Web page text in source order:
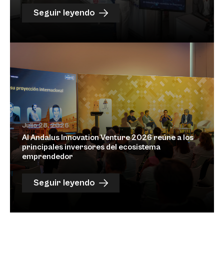
Seguir leyendo
Julio 28, 2026
Al Andalus Innovation Venture 2026 reúne a los
principales inversores del ecosistema
emprendedor
Seguir leyendo